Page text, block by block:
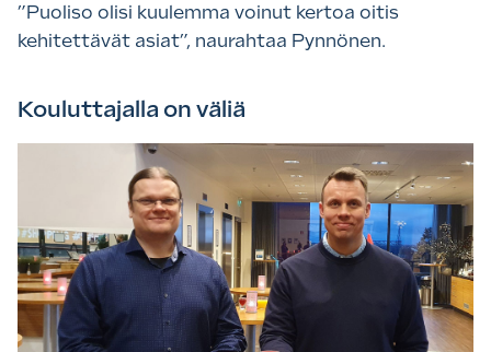
”Puoliso olisi kuulemma voinut kertoa oitis
kehitettävät asiat”, naurahtaa Pynnönen.
Kouluttajalla on väliä